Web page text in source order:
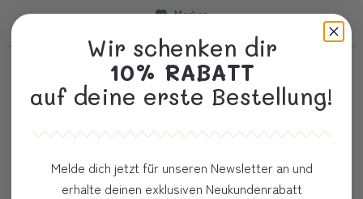
Merken
Sorgfältige Personalisierung
Schnelle Lieferung
Kostbare Verpackung
Wir schenken dir
10% RABATT
auf deine erste Bestellung!
Melde dich jetzt für unseren Newsletter an und
erhalte deinen exklusiven Neukundenrabatt